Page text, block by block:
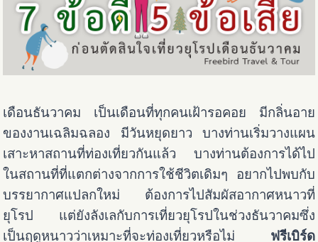
เดือนธันวาคม เป็นเดือนที่ทุกคนเฝ้ารอคอย มีกลิ่นอาย
ของงานเฉลิมฉลอง มีวันหยุดยาว บางท่านเริ่มวางแผน
เสาะหาสถานที่ท่องเที่ยวกันแล้ว บางท่านต้องการได้ไป
ในสถานที่ที่แตกต่างจากการใช้ชีวิตเดิมๆ อยากไปพบกับ
บรรยากาศแปลกใหม่ ต้องการไปสัมผัสอากาศหนาวที่
ยุโรป แต่ยังลังเลกับการเที่ยวยุโรปในช่วงธันวาคมซึ่ง
เป็นฤดูหนาวว่าเหมาะที่จะท่องเที่ยวหรือไม่ ฟรีเบิร์ด